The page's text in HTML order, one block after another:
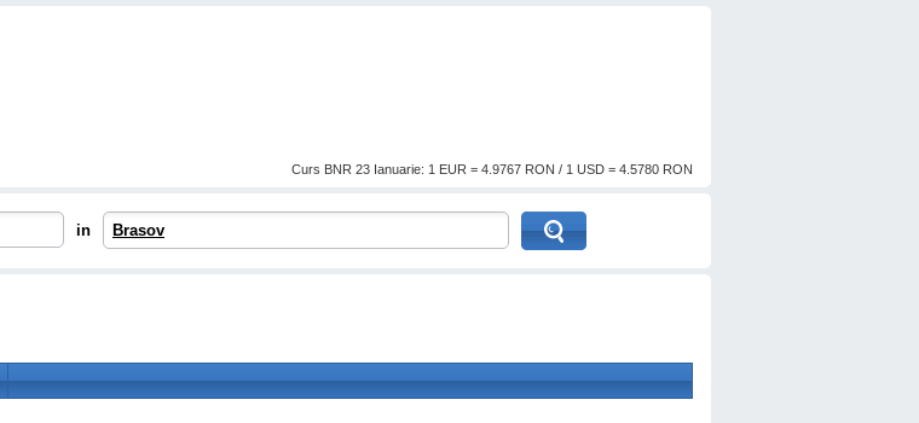
Curs BNR 23 Ianuarie: 1 EUR = 4.9767 RON / 1 USD = 4.5780 RON
in Brasov